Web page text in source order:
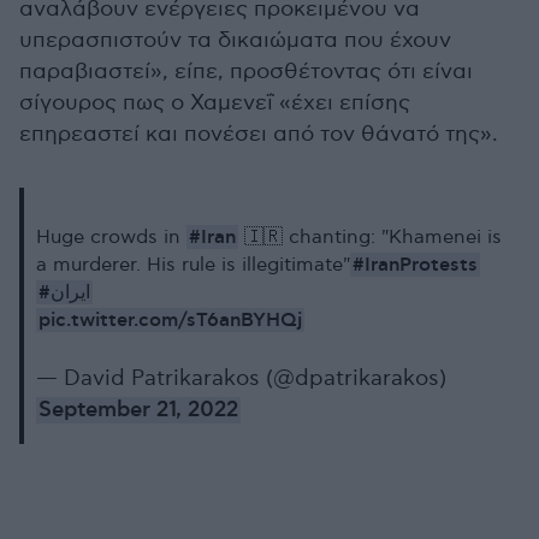
αναλάβουν ενέργειες προκειμένου να
υπερασπιστούν τα δικαιώματα που έχουν
παραβιαστεί», είπε, προσθέτοντας ότι είναι
σίγουρος πως ο Χαμενεΐ «έχει επίσης
επηρεαστεί και πονέσει από τον θάνατό της».
Huge crowds in #Iran 🇮🇷 chanting: "Khamenei is
a murderer. His rule is illegitimate"#IranProtests
#ایران
pic.twitter.com/sT6anBYHQj
— David Patrikarakos (@dpatrikarakos)
September 21, 2022